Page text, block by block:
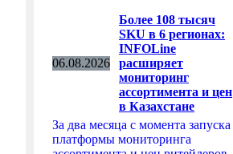
06.08.2026
Более 108 тысяч
SKU в 6 регионах:
INFOLine
расширяет
мониторинг
ассортимента и цен
в Казахстане
За два месяца с момента запуска
платформы мониторинга